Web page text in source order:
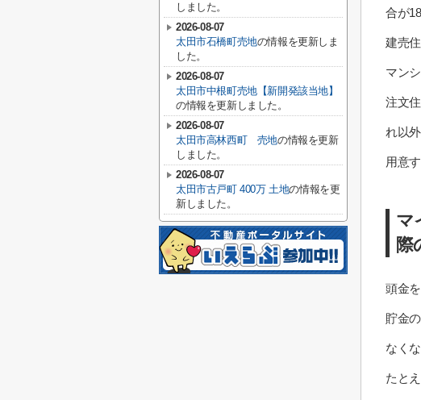
合が
建売
マン
注文
れ以
用意
マ
際
頭金
貯金
なく
たと
しました。
2026-08-07
太田市石橋町売地の情報を更新しま
した。
2026-08-07
太田市中根町売地【新開発該当地】
の情報を更新しました。
2026-08-07
太田市高林西町 売地の情報を更新
しました。
2026-08-07
太田市古戸町 400万 土地の情報を更
新しました。